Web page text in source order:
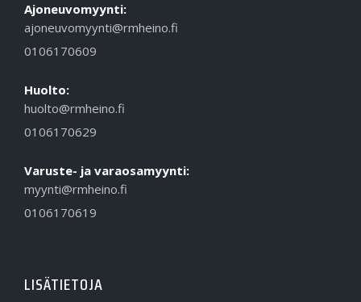
Ajoneuvomyynti:
ajoneuvomyynti@rmheino.fi
0106170609
Huolto:
huolto@rmheino.fi
0106170629
Varuste- ja varaosamyynti:
myynti@rmheino.fi
0106170619
LISÄTIETOJA